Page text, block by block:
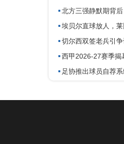
里谈判未破局
北方三强静默期背
渣补墙
埃贝尔直球放人，
政新态
切尔西双签老兵引
良斯进体检
西甲2026-27赛季揭
里 vs 皇家社会
足协推出球员自荐